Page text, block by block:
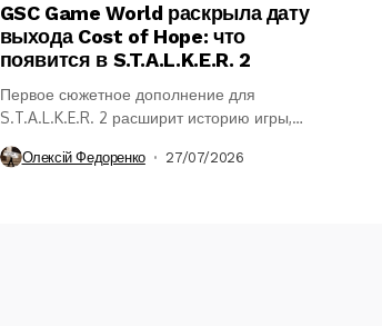
GSC Game World раскрыла дату
выхода Cost of Hope: что
появится в S.T.A.L.K.E.R. 2
Первое сюжетное дополнение для
S.T.A.L.K.E.R. 2 расширит историю игры,
откроет новые районы...
Олексій Федоренко 27/07/2026